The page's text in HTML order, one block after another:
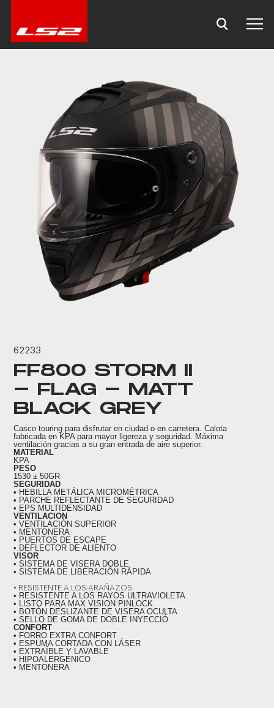
62233
FF800 STORM II
- FLAG - MATT
BLACK GREY
Casco touring para disfrutar en ciudad o en carretera. Calota
fabricada en KPA para mayor ligereza y seguridad. Máxima
ventilación gracias a su gran entrada de aire superior.
MATERIAL
KPA
PESO
1530 ± 50GR
SEGURIDAD
• HEBILLA METÁLICA MICROMÉTRICA
• PARCHE REFLECTANTE DE SEGURIDAD
• EPS MULTIDENSIDAD
VENTILACION
• VENTILACIÓN SUPERIOR
• MENTONERA
• PUERTOS DE ESCAPE
• DEFLECTOR DE ALIENTO
VISOR
• SISTEMA DE VISERA DOBLE
• SISTEMA DE LIBERACIÓN RÁPIDA
• RESISTENTE A LOS ARAÑAZOS
• RESISTENTE A LOS RAYOS ULTRAVIOLETA
• LISTO PARA MAX VISION PINLOCK
• BOTÓN DESLIZANTE DE VISERA OCULTA
• SELLO DE GOMA DE DOBLE INYECCIÓ
CONFORT
• FORRO EXTRA CONFORT
• ESPUMA CORTADA CON LÁSER
• EXTRAÍBLE Y LAVABLE
• HIPOALERGÉNICO
• MENTONERA